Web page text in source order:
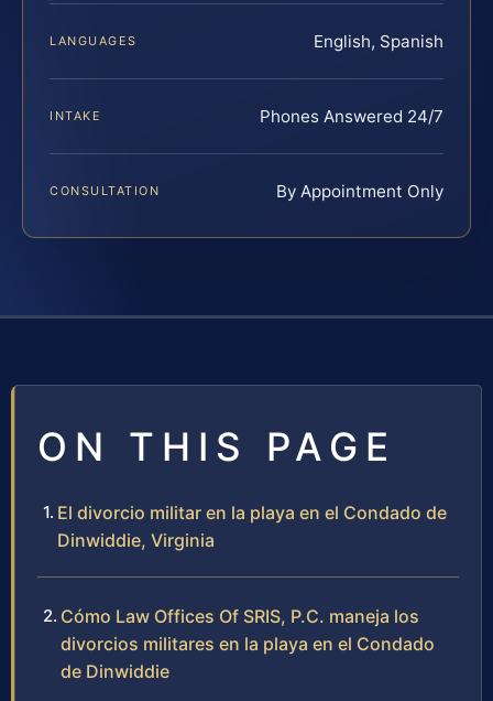
LANGUAGES English, Spanish
INTAKE Phones Answered 24/7
CONSULTATION By Appointment Only
ON THIS PAGE
El divorcio militar en la playa en el Condado de
Dinwiddie, Virginia
Cómo Law Offices Of SRIS, P.C. maneja los
divorcios militares en la playa en el Condado
de Dinwiddie